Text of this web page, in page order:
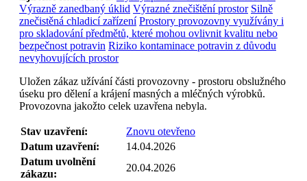
Výrazně zanedbaný úklid Výrazné znečištění prostor Silně
znečistěná chladicí zařízení Prostory provozovny využívány i
pro skladování předmětů, které mohou ovlivnit kvalitu nebo
bezpečnost potravin Riziko kontaminace potravin z důvodu
nevyhovujících prostor
Uložen zákaz užívání části provozovny - prostoru obslužného
úseku pro dělení a krájení masných a mléčných výrobků.
Provozovna jakožto celek uzavřena nebyla.
Stav uzavření:
Znovu otevřeno
Datum uzavření:
14.04.2026
Datum uvolnění
zákazu:
20.04.2026